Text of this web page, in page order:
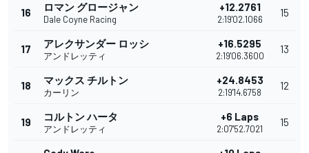
16 ロマン グロージャン
Dale Coyne Racing
+12.2761
2:19'02.1066
15
17 アレクサンダー ロッシ
アンドレッティ
+16.5295
2:19'06.3600
13
18 マックス チルトン
カーリン
+24.8453
2:19'14.6758
12
19 コルトン ハータ
アンドレッティ
+6 Laps
2:07'52.7021
15